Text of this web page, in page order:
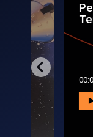
Terra
00:02:05